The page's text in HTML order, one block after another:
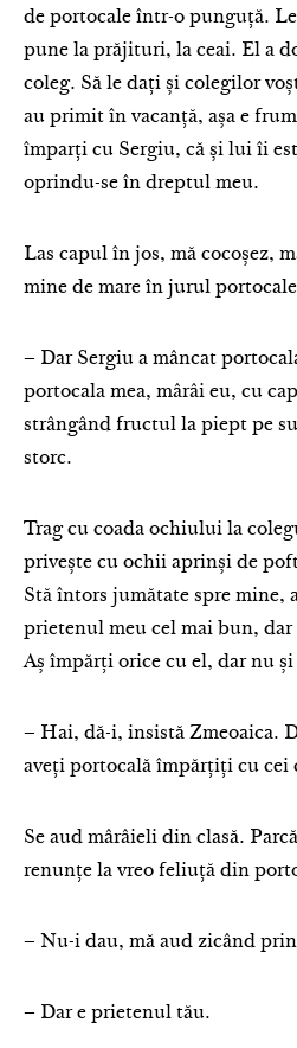
de portocale într-o punguță. Le
pune la prăjituri, la ceai. El a
coleg. Să le dați și colegilor
au primit în vacanță, așa e
împarți cu Sergiu, că și lui îi
oprindu-se în dreptul meu.
Las capul în jos, mă cocoșez,
mine de mare în jurul
– Dar Sergiu a mâncat
portocala mea, mârâi eu, cu
strângând fructul la piept pe
storc.
Trag cu coada ochiului la
privește cu ochii aprinși de
Stă întors jumătate spre mine,
prietenul meu cel mai bun, dar
Aș împărți orice cu el, dar nu
– Hai, dă-i, insistă Zmeoaica.
aveți portocală împărțiți cu cei
Se aud mârâieli din clasă.
renunțe la vreo feliuță din
– Nu-i dau, mă aud zicând
– Dar e prietenul tău.